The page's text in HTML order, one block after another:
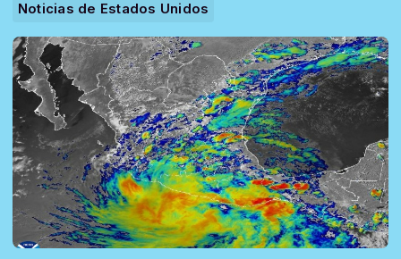
Noticias de Estados Unidos